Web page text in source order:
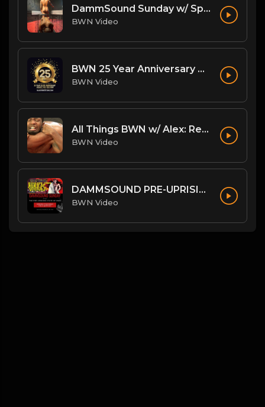
DammSound Sunday w/ Special Guest: The Freak Show's Quake!
BWN Video
BWN 25 Year Anniversary Theme: My Heart Beats Strong
BWN Video
All Things BWN w/ Alex: Renegade Interview
BWN Video
DAMMSOUND PRE-UPRISING STATE OF BWN
BWN Video